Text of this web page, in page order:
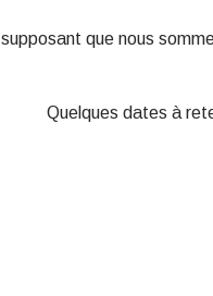
supposant que nous
Quelques dates à